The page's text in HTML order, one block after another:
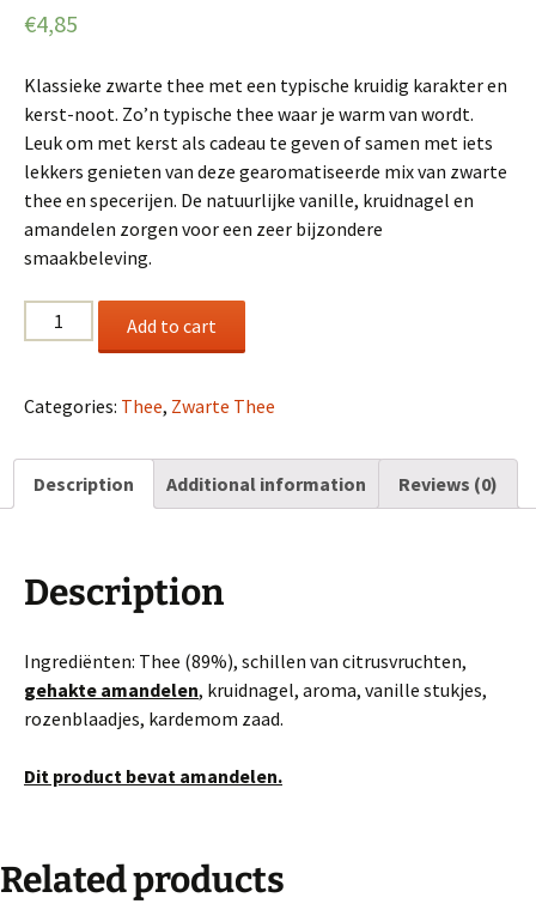
€4,85
Klassieke zwarte thee met een typische kruidig karakter en
kerst-noot. Zo’n typische thee waar je warm van wordt.
Leuk om met kerst als cadeau te geven of samen met iets
lekkers genieten van deze gearomatiseerde mix van zwarte
thee en specerijen. De natuurlijke vanille, kruidnagel en
amandelen zorgen voor een zeer bijzondere
smaakbeleving.
Kerstthee
quantity
Add to cart
Categories: Thee, Zwarte Thee
Description Additional information Reviews (0)
Description
Ingrediënten: Thee (89%), schillen van citrusvruchten,
gehakte amandelen, kruidnagel, aroma, vanille stukjes,
rozenblaadjes, kardemom zaad.
Dit product bevat amandelen.
Related products